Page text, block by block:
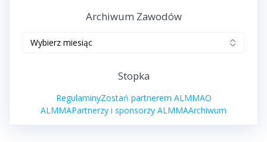
Archiwum Zawodów
Stopka
RegulaminyZostań partnerem ALMMAO
ALMMAPartnerzy i sponsorzy ALMMAArchiwum